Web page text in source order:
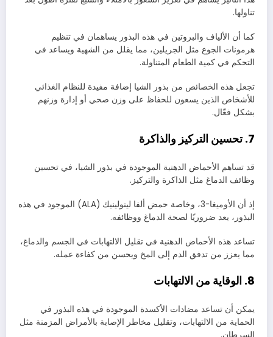
تناولها.
كما أن الألياف والبروتين في هذه البذور يساهمان في تنظيم
هرمونات الجوع مثل الجريلين، مما يقلل من الشهية ويساعد في
التحكم في كمية الطعام المتناولة.
تجعل هذه الخصائص من بذور الشيا إضافة مفيدة للنظام الغذائي
للأشخاص الذين يسعون للحفاظ على وزن صحي أو إدارة وزنهم
بشكل فعّال.
7. تحسين التركيز والذاكرة
قد تساهم الأحماض الدهنية الموجودة في بذور الشيا، في تحسين
وظائف الدماغ مثل الذاكرة والتركيز.
إذ أن الأوميغا-3، وخاصة حمض ألفا لينولينيك (ALA) الموجود في هذه
البذور، يعد ضروريًا لصحة الدماغ ووظائفه.
تساعد هذه الأحماض الدهنية في تقليل الالتهابات في الجسم والدماغ،
مما يعزز من تدفق الدم إلى المخ ويحسن من كفاءة عمله.
8. الوقاية من الالتهابات
يمكن أن تساعد مضادات الأكسدة الموجودة في هذه البذور في
الحماية من الالتهابات، وتقليل مخاطر الإصابة بالأمراض المزمنة مثل